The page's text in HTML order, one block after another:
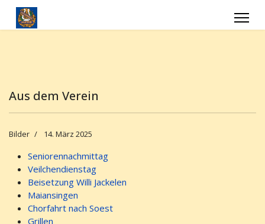
Aus dem Verein
Bilder 14. März 2025
Seniorennachmittag
Veilchendienstag
Beisetzung Willi Jackelen
Maiansingen
Chorfahrt nach Soest
Grillen